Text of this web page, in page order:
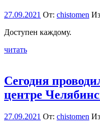
27.09.2021 От: chistomen
Доступен каждому.
читать
Сегодня
центре
27.09.2021 От: chistomen